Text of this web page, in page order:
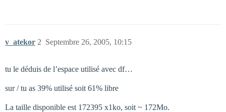
v_atekor Septembre 26, 2005, 10:15
2
tu le déduis de l’espace utilisé avec df…
sur / tu as 39% utilisé soit 61% libre
La taille disponible est 172395 x1ko, soit ~ 172Mo.